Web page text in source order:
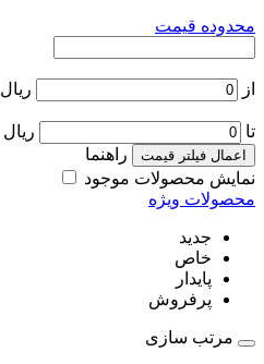
محدوده قیمت
از ریال
تا ریال
اعمال فیلتر قیمت
راهنما
نمایش محصولات موجود
محصولات ویژه
جدید
خاص
پایدار
پرفروش
مرتب سازی